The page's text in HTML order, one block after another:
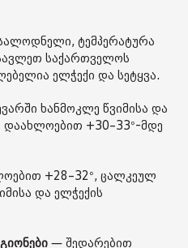
ტემპერატურა
საქართველოს
ელჭექი და სეტყვა.
ხანმოკლე წვიმისა და
დაახლოებით +30–33°-მდე
+28–32°, ცალკეულ
და ელჭექის
— შედარებით